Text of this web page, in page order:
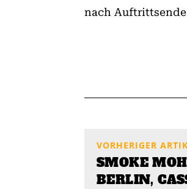
nach
VORHERIGER
SMOKE
BERLIN,